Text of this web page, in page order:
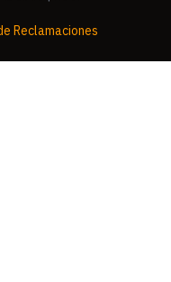
Reclamaciones